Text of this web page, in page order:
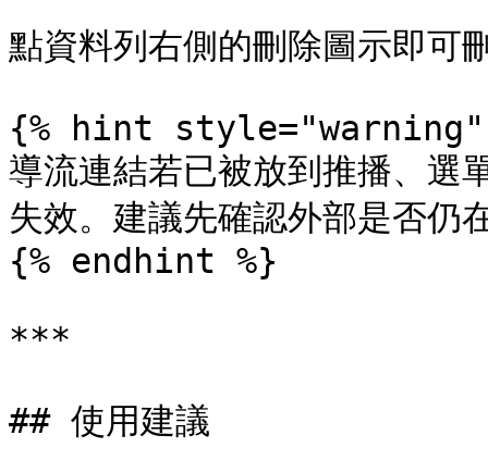
點資料列右側的刪除圖示即可
{% hint style="warning"
導流連結若已被放到推播、選
失效。建議先確認外部是否仍
{% endhint %}
***
## 使用建議